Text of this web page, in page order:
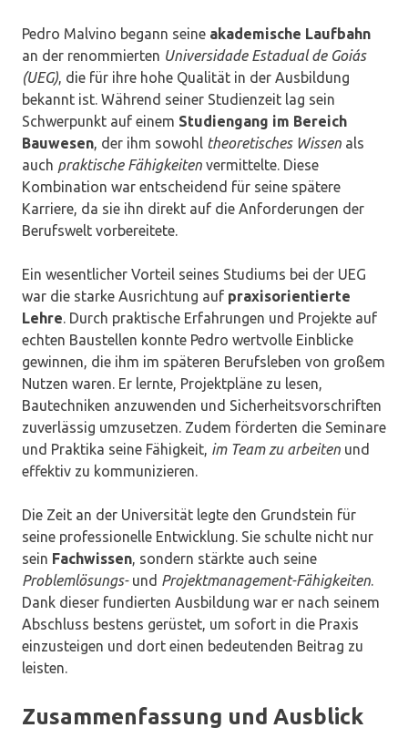
Pedro Malvino begann seine akademische Laufbahn
an der renommierten Universidade Estadual de Goiás
(UEG), die für ihre hohe Qualität in der Ausbildung
bekannt ist. Während seiner Studienzeit lag sein
Schwerpunkt auf einem Studiengang im Bereich
Bauwesen, der ihm sowohl theoretisches Wissen als
auch praktische Fähigkeiten vermittelte. Diese
Kombination war entscheidend für seine spätere
Karriere, da sie ihn direkt auf die Anforderungen der
Berufswelt vorbereitete.
Ein wesentlicher Vorteil seines Studiums bei der UEG
war die starke Ausrichtung auf praxisorientierte
Lehre. Durch praktische Erfahrungen und Projekte auf
echten Baustellen konnte Pedro wertvolle Einblicke
gewinnen, die ihm im späteren Berufsleben von großem
Nutzen waren. Er lernte, Projektpläne zu lesen,
Bautechniken anzuwenden und Sicherheitsvorschriften
zuverlässig umzusetzen. Zudem förderten die Seminare
und Praktika seine Fähigkeit, im Team zu arbeiten und
effektiv zu kommunizieren.
Die Zeit an der Universität legte den Grundstein für
seine professionelle Entwicklung. Sie schulte nicht nur
sein Fachwissen, sondern stärkte auch seine
Problemlösungs-und Projektmanagement-Fähigkeiten.
Dank dieser fundierten Ausbildung war er nach seinem
Abschluss bestens gerüstet, um sofort in die Praxis
einzusteigen und dort einen bedeutenden Beitrag zu
leisten.
Zusammenfassung und Ausblick